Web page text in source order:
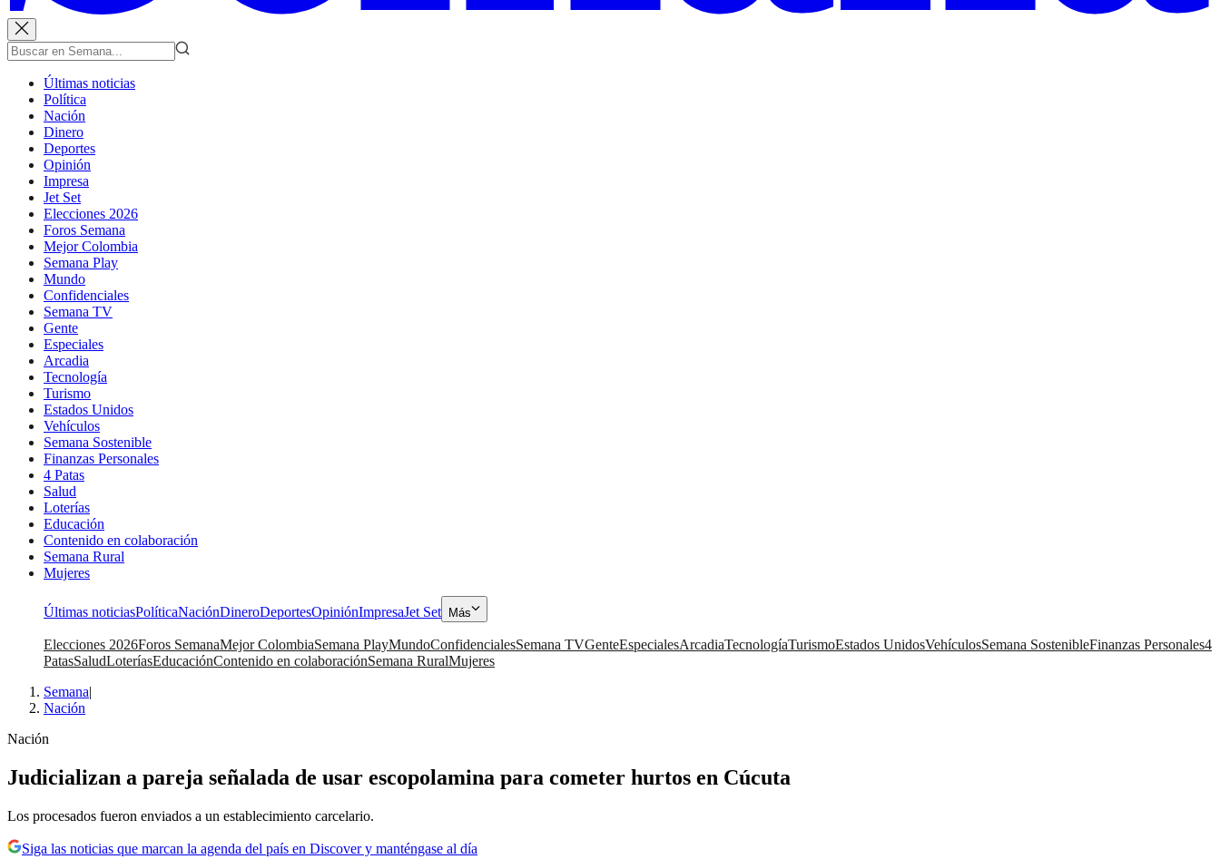
Últimas noticias
Política
Nación
Dinero
Deportes
Opinión
Impresa
Jet Set
Elecciones 2026
Foros Semana
Mejor Colombia
Semana Play
Mundo
Confidenciales
Semana TV
Gente
Especiales
Arcadia
Tecnología
Turismo
Estados Unidos
Vehículos
Semana Sostenible
Finanzas Personales
4 Patas
Salud
Loterías
Educación
Contenido en colaboración
Semana Rural
Mujeres
Últimas noticiasPolíticaNaciónDineroDeportesOpiniónImpresaJet Set Más
Elecciones 2026Foros SemanaMejor ColombiaSemana PlayMundoConfidencialesSemana TVGenteEspecialesArcadiaTecnologíaTurismoEstados UnidosVehículosSemana SostenibleFinanzas Personales4
PatasSaludLoteríasEducaciónContenido en colaboraciónSemana RuralMujeres
Semana|
Nación
Nación
Judicializan a pareja señalada de usar escopolamina para cometer hurtos en Cúcuta
Los procesados fueron enviados a un establecimiento carcelario.
Siga las noticias que marcan la agenda del país en Discover y manténgase al día